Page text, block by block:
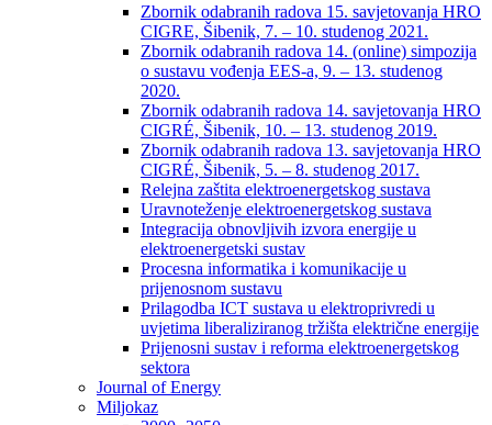
Zbornik odabranih radova 15. savjetovanja HRO
CIGRE, Šibenik, 7. – 10. studenog 2021.
Zbornik odabranih radova 14. (online) simpozija
o sustavu vođenja EES-a, 9. – 13. studenog
2020.
Zbornik odabranih radova 14. savjetovanja HRO
CIGRÉ, Šibenik, 10. – 13. studenog 2019.
Zbornik odabranih radova 13. savjetovanja HRO
CIGRÉ, Šibenik, 5. – 8. studenog 2017.
Relejna zaštita elektroenergetskog sustava
Uravnoteženje elektroenergetskog sustava
Integracija obnovljivih izvora energije u
elektroenergetski sustav
Procesna informatika i komunikacije u
prijenosnom sustavu
Prilagodba ICT sustava u elektroprivredi u
uvjetima liberaliziranog tržišta električne energije
Prijenosni sustav i reforma elektroenergetskog
sektora
Journal of Energy
Miljokaz